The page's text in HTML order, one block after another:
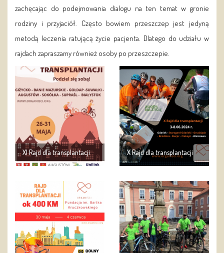
zachęcając do podejmowania dialogu na ten temat w gronie
rodziny i przyjaciół. Często bowiem przeszczep jest jedyną
metodą leczenia ratującą życie pacjenta. Dlatego do udziału w
rajdach zapraszamy również osoby po przeszczepie.
XI Rajd dla transplantacji X Rajd dla transplantacji